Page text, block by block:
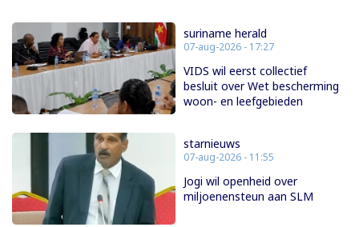
suriname herald
07-aug-2026 - 17:27
VIDS wil eerst collectief
besluit over Wet bescherming
woon- en leefgebieden
starnieuws
07-aug-2026 - 11:55
Jogi wil openheid over
miljoenensteun aan SLM